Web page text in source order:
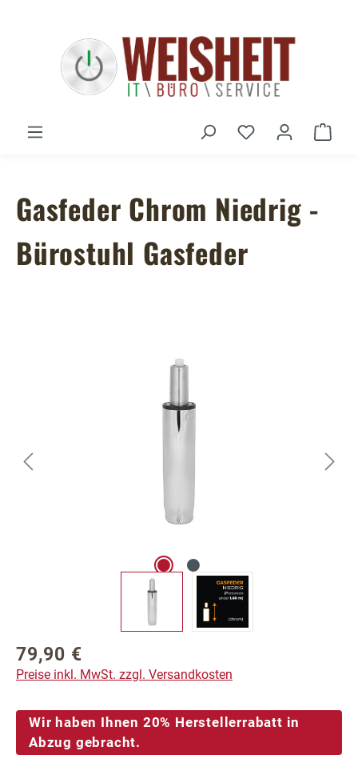
Du hast 0
Gasfeder Chrom Niedrig -
Bürostuhl Gasfeder
Bildergalerie überspringen
Regulärer Preis:
79,90 €
Preise inkl. MwSt. zzgl. Versandkosten
Wir haben Ihnen 20% Herstellerrabatt in
Abzug gebracht.